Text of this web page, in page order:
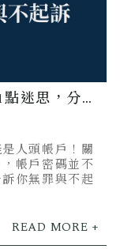
迷思，分享
人頭帳戶！關
帳戶密碼並不
你無罪與不起